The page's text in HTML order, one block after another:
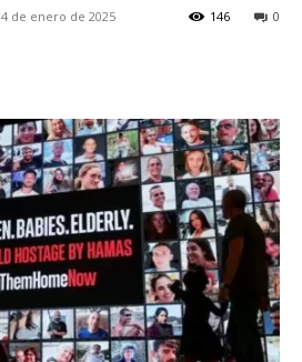
de enero de 2025 0
146